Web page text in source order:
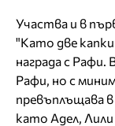
Участва и в
"Като две
награда с
Рафи, но с
превъплъщава в
като Адел,